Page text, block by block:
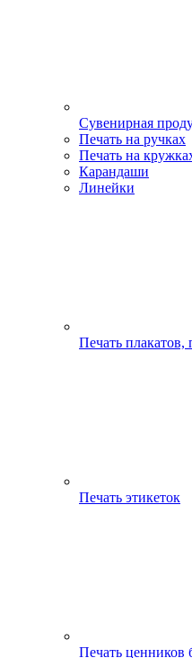
Сувенирная
Печать на ручках
Печать на
Карандаши
Линейки
Печать
Печать этикеток
Печать ценников